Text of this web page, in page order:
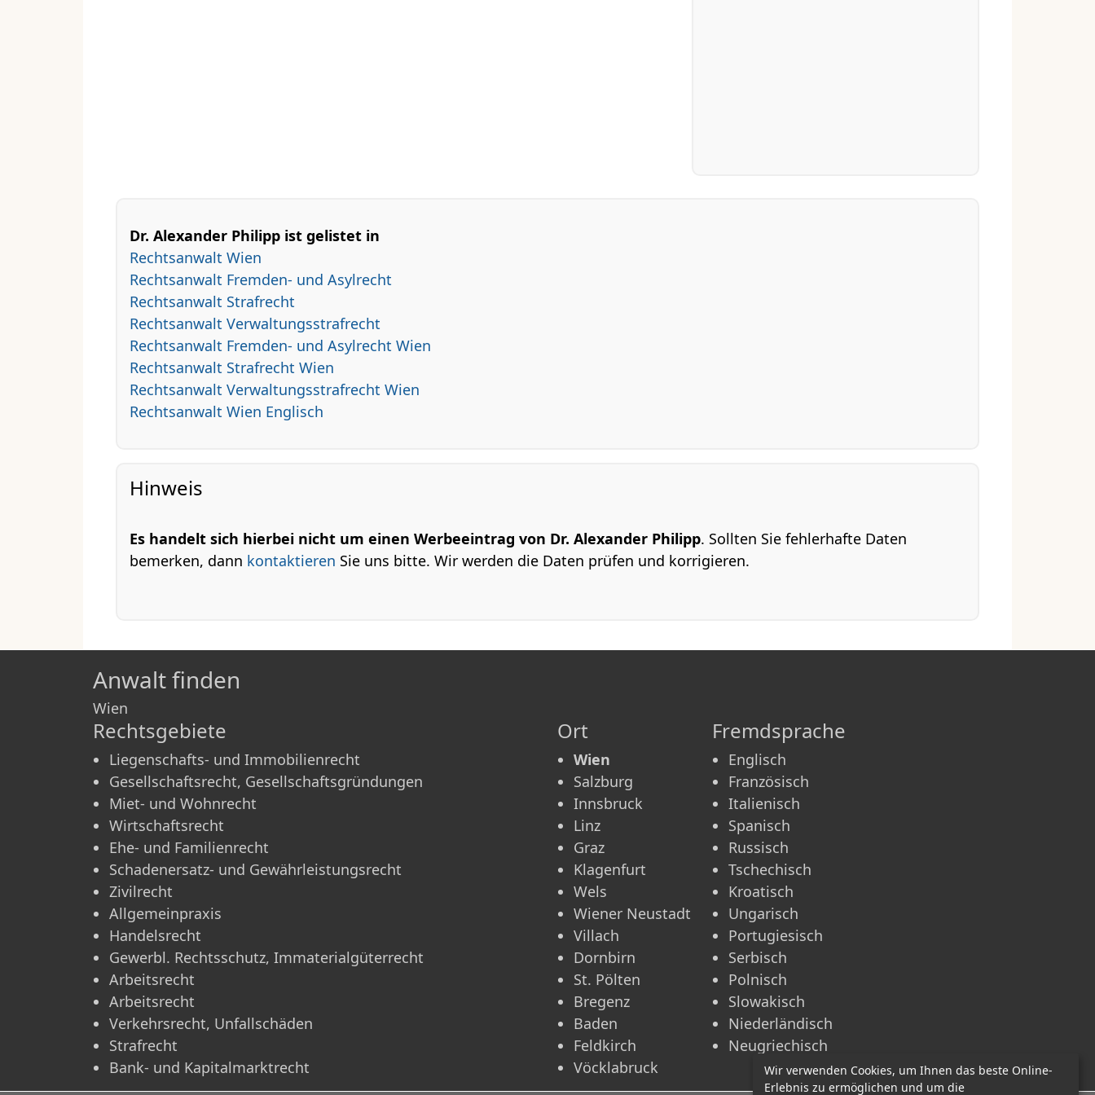
Dr. Alexander Philipp ist gelistet in
Rechtsanwalt Wien
Rechtsanwalt Fremden- und Asylrecht
Rechtsanwalt Strafrecht
Rechtsanwalt Verwaltungsstrafrecht
Rechtsanwalt Fremden- und Asylrecht Wien
Rechtsanwalt Strafrecht Wien
Rechtsanwalt Verwaltungsstrafrecht Wien
Rechtsanwalt Wien Englisch
Hinweis
Es handelt sich hierbei nicht um einen Werbeeintrag von Dr. Alexander Philipp. Sollten Sie fehlerhafte Daten
bemerken, dann kontaktieren Sie uns bitte. Wir werden die Daten prüfen und korrigieren.
Anwalt finden
Wien
Rechtsgebiete
Liegenschafts- und Immobilienrecht
Gesellschaftsrecht, Gesellschaftsgründungen
Miet- und Wohnrecht
Wirtschaftsrecht
Ehe- und Familienrecht
Schadenersatz- und Gewährleistungsrecht
Zivilrecht
Allgemeinpraxis
Handelsrecht
Gewerbl. Rechtsschutz, Immaterialgüterrecht
Arbeitsrecht
Arbeitsrecht
Verkehrsrecht, Unfallschäden
Strafrecht
Bank- und Kapitalmarktrecht
Ort
Wien
Salzburg
Innsbruck
Linz
Graz
Klagenfurt
Wels
Wiener Neustadt
Villach
Dornbirn
St. Pölten
Bregenz
Baden
Feldkirch
Vöcklabruck
Fremdsprache
Englisch
Französisch
Italienisch
Spanisch
Russisch
Tschechisch
Kroatisch
Ungarisch
Portugiesisch
Serbisch
Polnisch
Slowakisch
Niederländisch
Neugriechisch
Wir verwenden Cookies, um Ihnen das beste Online-
Erlebnis zu ermöglichen und um die